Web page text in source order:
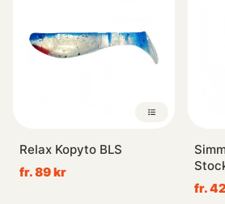
Relax Kopyto BLS
fr. 89 kr
fr.